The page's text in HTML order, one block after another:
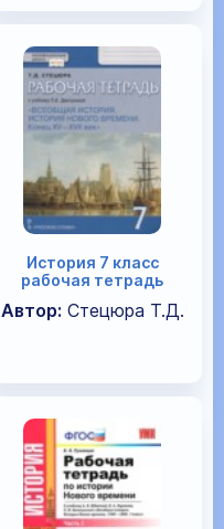
История 7 класс
рабочая тетрадь
Автор: Стецюра Т.Д.